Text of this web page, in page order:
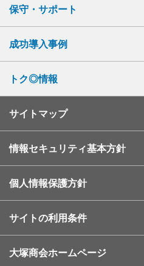
保守・サポート
成功導入事例
トク◎情報
サイトマップ
情報セキュリティ基本方針
個人情報保護方針
サイトの利用条件
大塚商会ホームページ